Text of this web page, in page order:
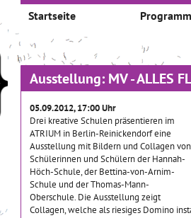
Startseite Programm
Ausstellung: MV - ALLES
05.09.2012, 17:00 Uhr
Drei kreative Schulen präsentieren im
ATRIUM in Berlin-Reinickendorf eine
Ausstellung mit Bildern und Collagen von
Schülerinnen und Schülern der Hannah-
Höch-Schule, der Bettina-von-Arnim-
Schule und der Thomas-Mann-
Oberschule. Die Ausstellung zeigt
Collagen, welche als riesiges Domino